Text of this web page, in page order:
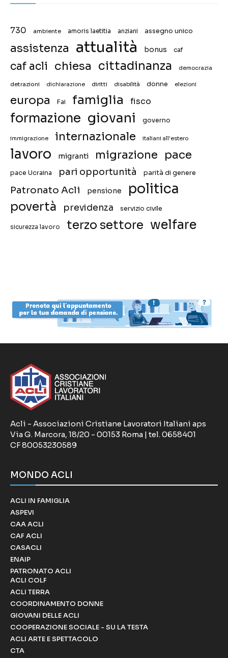
730 ambiente amoris laetitia anziani assegno unico
assistenza attualità bonus caf
caf acli chiesa cittadinanza democrazia
detrazioni dichiarazione diritti disabilità donne elezioni
europa Fai famiglia fisco
formazione giovani governo
immigrazione internazionale italiani all'estero
lavoro migranti migrazione pace
pace Ucraina pari opportunità parità di genere
Patronato Acli pensione politica
povertà previdenza servizio civile
sicurezza lavoro terzo settore welfare
Acli - Associazioni Cristiane Lavoratori Italiani aps
Via G. Marcora, 18/20 - 00153 Roma | tel. 0658401
CF 80053230589
MONDO ACLI
ACLI IN FAMIGLIA
ASPEVI
CAA ACLI
CAF ACLI
CASACLI
ENAIP
PATRONATO ACLI
ACLI COLF
ACLI TERRA
COORDINAMENTO DONNE
GIOVANI DELLE ACLI
COOPERAZIONE SOCIALE - SU LA TESTA
ACLI ARTE E SPETTACOLO
CTA